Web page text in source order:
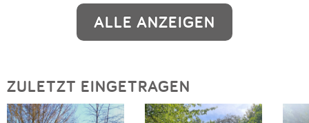
ALLE ANZEIGEN
ZULETZT EINGETRAGEN